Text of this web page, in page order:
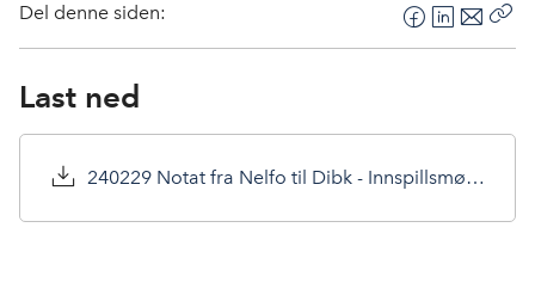
Del denne siden:
F
a
b
o
k
L
i
e
d
n
E
-
s
t
Last ned
240229 Notat fra Nelfo til Dibk - Innspillsmøte 4. mars 2024 om nye energiregler.pdf